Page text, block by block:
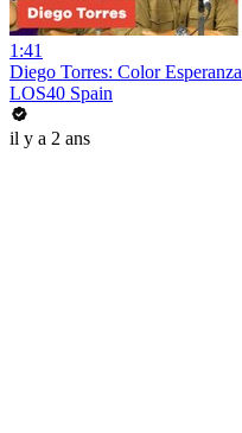
1:41
Diego Torres: Color Esperanza
LOS40 Spain
il y a 2 ans